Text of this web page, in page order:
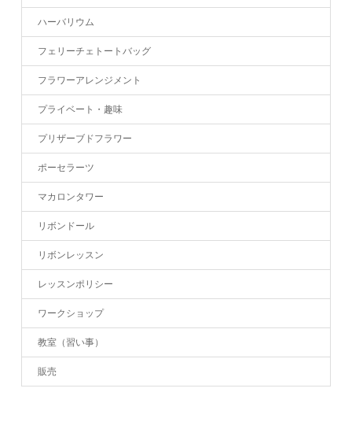
ハーバリウム
フェリーチェトートバッグ
フラワーアレンジメント
プライベート・趣味
プリザーブドフラワー
ポーセラーツ
マカロンタワー
リボンドール
リボンレッスン
レッスンポリシー
ワークショップ
教室（習い事）
販売